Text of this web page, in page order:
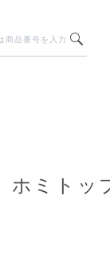
ホミトッ